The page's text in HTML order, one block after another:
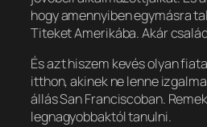
hogy amennyiben egymásra
Titeket Amerikába. Akár
És azt hiszem kevés olyan
itthon, akinek ne lenne
állás San Franciscoban.
legnagyobbaktól tanulni.